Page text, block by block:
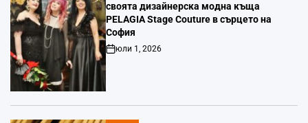
своята дизайнерска модна къща
PELAGIA Stage Couture в сърцето на
София
Post
Date
юли 1, 2026